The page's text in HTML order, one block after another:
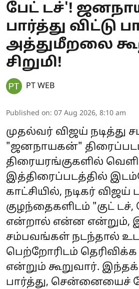
பேட் டச்'!
பார்த்து விட்டு
அத்துமீறலை
சிறுமி!
PT WEB
Published on: 07 Aug 2026, 8:10 am
முதல்வர் விஜய் நடித்து
"ஜனநாயகன்"
திரையரங்குகளில்
இத்திரைப்படத்தில்
காட்சியில், நடிகர் விஜய்
குழந்தைகளிடம் "குட் டச்,
என்றால் என்ன என்றும்,
சம்பவங்கள் நடந்தால்
பெற்றோரிடம்
என்றும் கூறுவார்.
பார்த்து, சென்னையைச்